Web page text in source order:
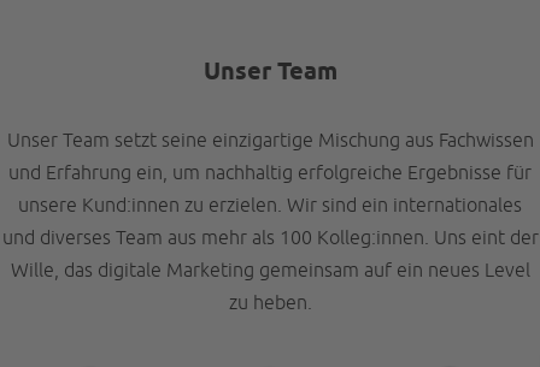
Unser Team
Unser Team setzt seine einzigartige Mischung aus Fachwissen
und Erfahrung ein, um nachhaltig erfolgreiche Ergebnisse für
unsere Kund:innen zu erzielen. Wir sind ein internationales
und diverses Team aus mehr als 100 Kolleg:innen. Uns eint der
Wille, das digitale Marketing gemeinsam auf ein neues Level
zu heben.